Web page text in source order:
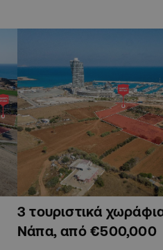
3 τουριστικά
Νάπα, από €500,000